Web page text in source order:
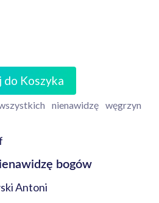
do Koszyka
nienawidzę węgrzyn
bogów
Antoni